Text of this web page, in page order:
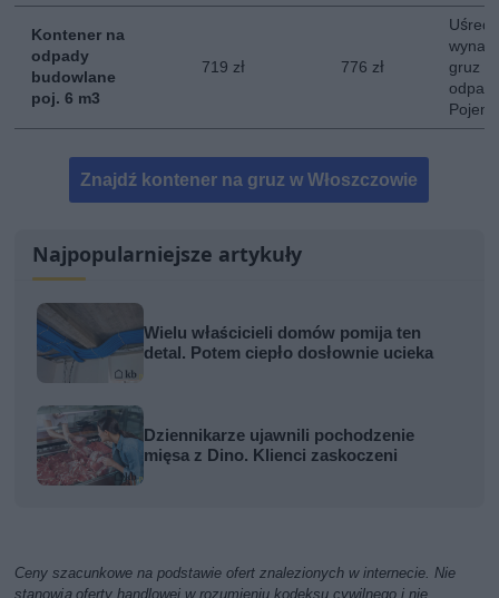
Kontener na
odpady
budowlane
poj. 6 m3
719 zł 776 zł
gruz
Znajdź kontener na gruz w Włoszczowie
Najpopularniejsze artykuły
Wielu właścicieli domów pomija ten
detal. Potem ciepło dosłownie ucieka
Dziennikarze ujawnili pochodzenie
mięsa z Dino. Klienci zaskoczeni
Ceny szacunkowe na podstawie ofert znalezionych w internecie. Nie
stanowią oferty handlowej w rozumieniu kodeksu cywilnego i nie